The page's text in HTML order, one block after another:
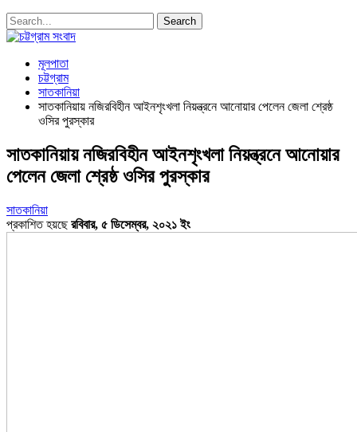
মূলপাতা
চট্টগ্রাম
সাতকানিয়া
সাতকানিয়ায় নজিরবিহীন আইনশৃংখলা নিয়ন্ত্রনে আনোয়ার পেলেন জেলা শ্রেষ্ঠ
ওসির পুরস্কার
সাতকানিয়ায় নজিরবিহীন আইনশৃংখলা নিয়ন্ত্রনে আনোয়ার
পেলেন জেলা শ্রেষ্ঠ ওসির পুরস্কার
সাতকানিয়া
প্রকাশিত হয়ছেরবিবার, ৫ ডিসেম্বর, ২০২১ ইং